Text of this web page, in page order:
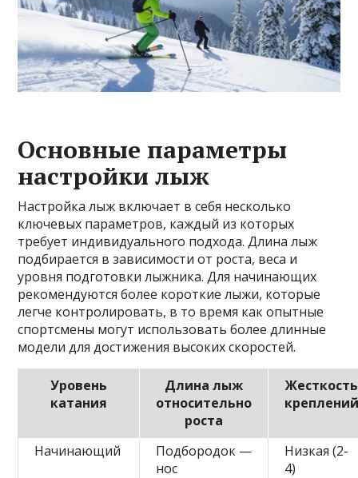
Основные параметры
настройки лыж
Настройка лыж включает в себя несколько
ключевых параметров, каждый из которых
требует индивидуального подхода. Длина лыж
подбирается в зависимости от роста, веса и
уровня подготовки лыжника. Для начинающих
рекомендуются более короткие лыжи, которые
легче контролировать, в то время как опытные
спортсмены могут использовать более длинные
модели для достижения высоких скоростей.
Уровень
катания
Длина лыж
относительно
роста
Жесткость
Начинающий
Подбородок —
нос
Низкая (2-
4)